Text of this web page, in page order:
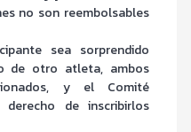
no son reembolsables
sea sorprendido
de otro atleta, ambos
y el Comité
de inscribirlos